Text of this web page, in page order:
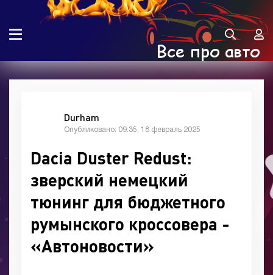
Durham
Опубликовано: 09:35, 18 февраль 2025
Dacia Duster Redust:
зверский немецкий
тюнинг для бюджетного
румынского кроссовера -
«Автоновости»